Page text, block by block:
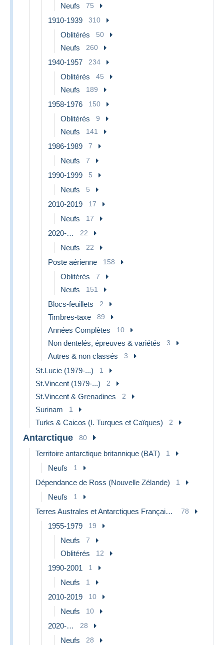
Neufs 75
1910-1939 310
Oblitérés 50
Neufs 260
1940-1957 234
Oblitérés 45
Neufs 189
1958-1976 150
Oblitérés 9
Neufs 141
1986-1989 7
Neufs 7
1990-1999 5
Neufs 5
2010-2019 17
Neufs 17
2020-… 22
Neufs 22
Poste aérienne 158
Oblitérés 7
Neufs 151
Blocs-feuillets 2
Timbres-taxe 89
Années Complètes 10
Non dentelés, épreuves & variétés 3
Autres & non classés 3
St.Lucie (1979-...) 1
St.Vincent (1979-...) 2
St.Vincent & Grenadines 2
Surinam 1
Turks & Caicos (I. Turques et Caïques) 2
Antarctique 80
Territoire antarctique britannique (BAT) 1
Neufs 1
Dépendance de Ross (Nouvelle Zélande) 1
Neufs 1
Terres Australes et Antarctiques Françaises (TAAF) 78
1955-1979 19
Neufs 7
Oblitérés 12
1990-2001 1
Neufs 1
2010-2019 10
Neufs 10
2020-… 28
Neufs 28